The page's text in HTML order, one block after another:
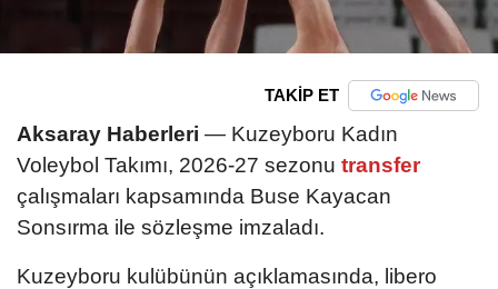
TAKİP ET
Aksaray Haberleri — Kuzeyboru Kadın
Voleybol Takımı, 2026-27 sezonu transfer
çalışmaları kapsamında Buse Kayacan
Sonsırma ile sözleşme imzaladı.
Kuzeyboru kulübünün açıklamasında, libero